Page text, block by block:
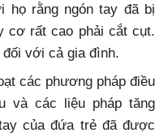
họ rằng ngón tay đã bị
cơ rất cao phải cắt cụt.
với cả gia đình.
các phương pháp điều
và các liệu pháp tăng
của đứa trẻ đã được